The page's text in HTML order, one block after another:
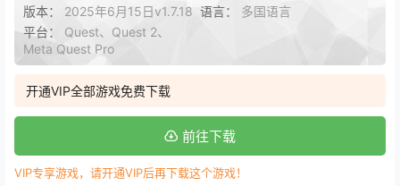
版本： 2025年6月15日v1.7.18 语言： 多国语言
平台： Quest、Quest 2、
Meta Quest Pro
开通VIP全部游戏免费下载
前往下载
VIP专享游戏，请开通VIP后再下载这个游戏！